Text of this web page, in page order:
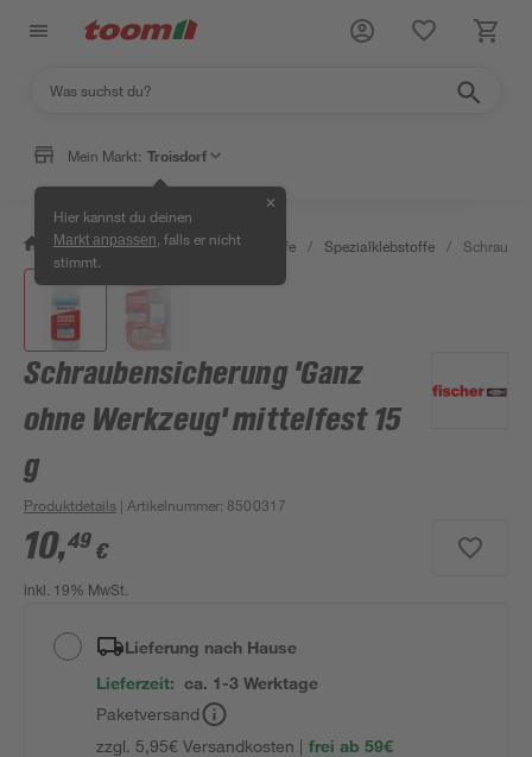
Mein Markt: Troisdorf
Hier kannst du deinen
Markt anpassen , falls er nicht
stimmt.
✕
/ Bauen & Renovieren / Klebstoffe / Spezialklebstoffe /
Schraubensicherung 'Ganz
ohne Werkzeug' mittelfest 15
g
Produktdetails | Artikelnummer: 8500317
10,49 €
inkl. 19% MwSt.
Lieferung nach Hause
Lieferzeit: ca. 1-3 Werktage
Paketversand
zzgl. 5,95€ Versandkosten | frei ab 59€